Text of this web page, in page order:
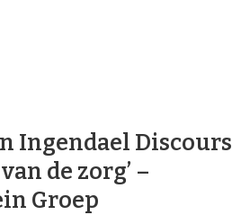
Ingendael Discours
de zorg’ –
Groep